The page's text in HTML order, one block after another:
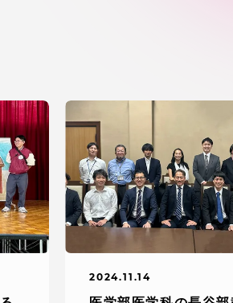
2024.11.14
デジタルパンフレットライ
リー
受験イベント